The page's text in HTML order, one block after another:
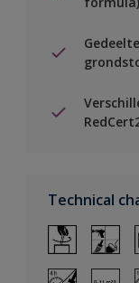
Technical